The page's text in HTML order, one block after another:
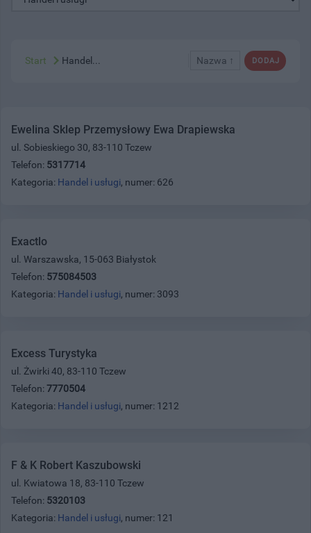
DODAJ
Nazwa ↑
Start Handel...
Ewelina Sklep Przemysłowy Ewa Drapiewska
ul. Sobieskiego 30, 83-110 Tczew
Telefon: 5317714
Kategoria: Handel i usługi, numer: 626
Exactlo
ul. Warszawska, 15-063 Białystok
Telefon: 575084503
Kategoria: Handel i usługi, numer: 3093
Excess Turystyka
ul. Żwirki 40, 83-110 Tczew
Telefon: 7770504
Kategoria: Handel i usługi, numer: 1212
F & K Robert Kaszubowski
ul. Kwiatowa 18, 83-110 Tczew
Telefon: 5320103
Kategoria: Handel i usługi, numer: 121